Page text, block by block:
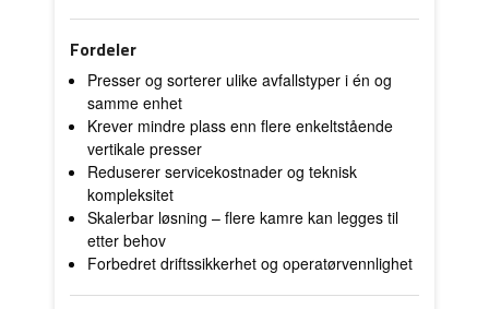
Fordeler
Presser og sorterer ulike avfallstyper i én og
samme enhet
Krever mindre plass enn flere enkeltstående
vertikale presser
Reduserer servicekostnader og teknisk
kompleksitet
Skalerbar løsning – flere kamre kan legges til
etter behov
Forbedret driftssikkerhet og operatørvennlighet